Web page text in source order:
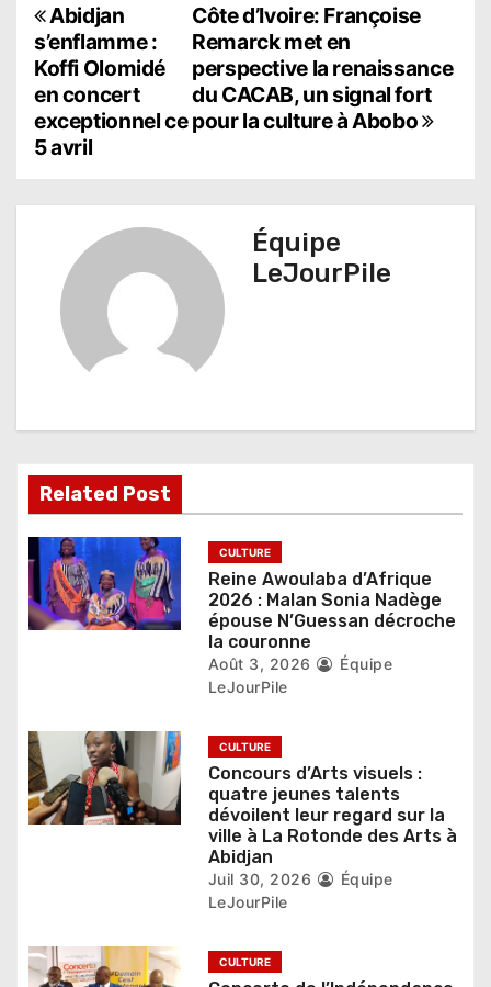
N
a
v
i
d
e
l
’
a
i
c
l
Côte d’Ivoire: Françoise
Remarck met en
perspective la renaissance
du CACAB, un signal fort
pour la culture à Abobo
Abidjan
s’enflamme :
Koffi Olomidé
en concert
exceptionnel ce
5 avril
Équipe
LeJourPile
Related Post
CULTURE
Reine Awoulaba d’Afrique
2026 : Malan Sonia Nadège
épouse N’Guessan décroche
la couronne
Août 3, 2026
Équipe
LeJourPile
CULTURE
Concours d’Arts visuels :
quatre jeunes talents
dévoilent leur regard sur la
ville à La Rotonde des Arts à
Abidjan
Juil 30, 2026
Équipe
LeJourPile
CULTURE